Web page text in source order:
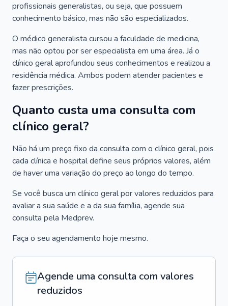
profissionais generalistas, ou seja, que possuem
conhecimento básico, mas não são especializados.
O médico generalista cursou a faculdade de medicina,
mas não optou por ser especialista em uma área. Já o
clínico geral aprofundou seus conhecimentos e realizou a
residência médica. Ambos podem atender pacientes e
fazer prescrições.
Quanto custa uma consulta com
clínico geral?
Não há um preço fixo da consulta com o clínico geral, pois
cada clínica e hospital define seus próprios valores, além
de haver uma variação do preço ao longo do tempo.
Se você busca um clínico geral por valores reduzidos para
avaliar a sua saúde e a da sua família, agende sua
consulta pela Medprev.
Faça o seu agendamento hoje mesmo.
Agende uma consulta com valores
reduzidos